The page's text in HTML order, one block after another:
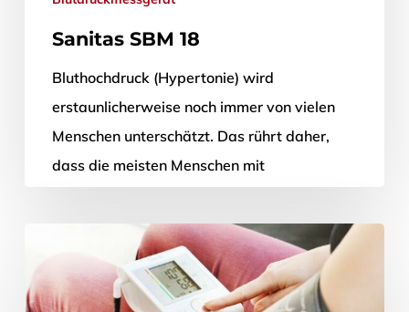
Sanitas SBM 18
Bluthochdruck (Hypertonie) wird
erstaunlicherweise noch immer von vielen
Menschen unterschätzt. Das rührt daher,
dass die meisten Menschen mit
Krankheit wissen;…
1. August 2018